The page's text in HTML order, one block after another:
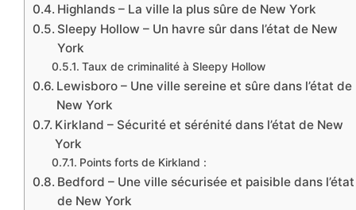
Highlands – La ville la plus sûre de New York
Sleepy Hollow – Un havre sûr dans l’état de New
York
Taux de criminalité à Sleepy Hollow
Lewisboro – Une ville sereine et sûre dans l’état de
New York
Kirkland – Sécurité et sérénité dans l’état de New
York
Points forts de Kirkland :
Bedford – Une ville sécurisée et paisible dans l’état
de New York